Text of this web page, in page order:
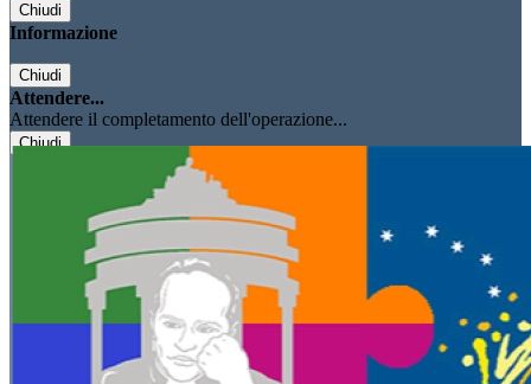
Chiudi
Informazione
Chiudi
Attendere...
Attendere il completamento dell'operazione...
Chiudi